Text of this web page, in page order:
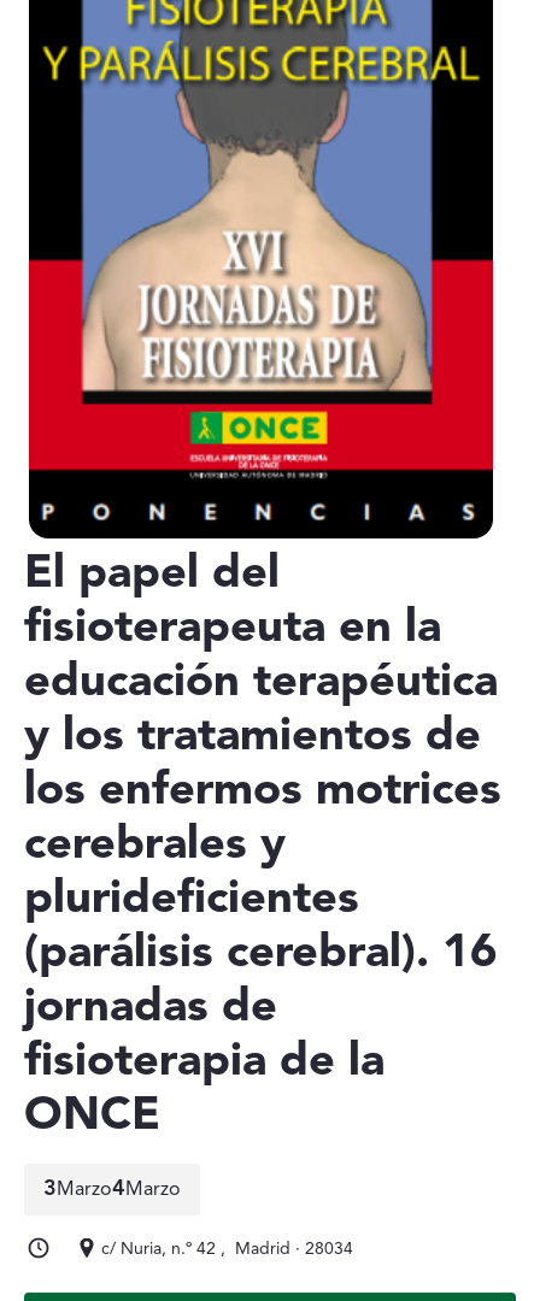
El papel del
fisioterapeuta en la
educación terapéutica
y los tratamientos de
los enfermos motrices
cerebrales y
plurideficientes
(parálisis cerebral). 16
jornadas de
fisioterapia de la
ONCE
3 Marzo4 Marzo
c/ Nuria, n.º 42 , Madrid · 28034